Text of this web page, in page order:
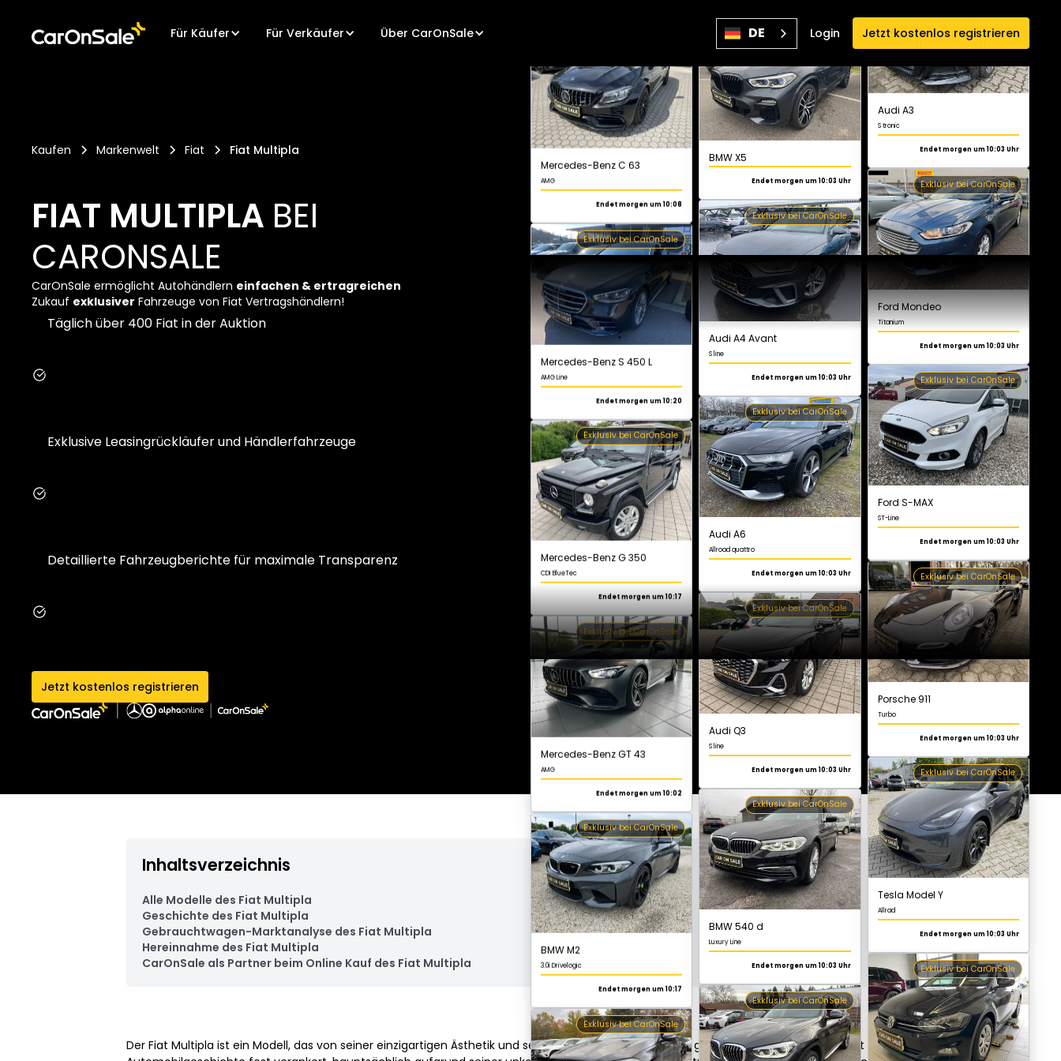
Für Käufer Für Verkäufer Über CarOnSale DE Login Jetzt kostenlos registrieren
Kaufen Markenwelt Fiat Fiat Multipla
FIAT MULTIPLA BEI
CARONSALE
CarOnSale ermöglicht Autohändlern einfachen & ertragreichen
Zukauf exklusiver Fahrzeuge von Fiat Vertragshändlern!
Täglich über 400 Fiat in der Auktion
Exklusive Leasingrückläufer und Händlerfahrzeuge
Detaillierte Fahrzeugberichte für maximale Transparenz
Jetzt kostenlos registrieren
Mercedes-Benz C 63
AMG
Endet morgen um 10:08
Mercedes-Benz S 450 L
AMG Line
Endet morgen um 10:20
Exklusiv bei CarOnSale
Mercedes-Benz G 350
CDI BlueTec
Endet morgen um 10:17
Exklusiv bei CarOnSale
Mercedes-Benz GT 43
AMG
Endet morgen um 10:02
Exklusiv bei CarOnSale
BMW M2
3.0i Drivelogic
Endet morgen um 10:17
Exklusiv bei CarOnSale
Mercedes-Benz GLE 400 d
Exklusiv bei CarOnSale
Endet morgen um 10:03 Uhr
S line
Endet morgen um 10:03 Uhr
Exklusiv bei CarOnSale
Allroad quattro
Endet morgen um 10:03 Uhr
Exklusiv bei CarOnSale
Audi Q3
S line
Endet morgen um 10:03 Uhr
Exklusiv bei CarOnSale
Endet morgen um 10:03 Uhr
Exklusiv bei CarOnSale
Luxury Line
Endet morgen um 10:03 Uhr
Exklusiv bei CarOnSale
Exklusiv bei CarOnSale
Endet morgen um 10:03 Uhr
Ford Mondeo
Titanium
Ford S-MAX
ST-Line
Endet morgen um 10:03 Uhr
Exklusiv bei CarOnSale
Porsche 911
Turbo
Endet morgen um 10:03 Uhr
Tesla Model Y
Allrad
Endet morgen um 10:03 Uhr
Volkswagen Polo
Comfortline
Inhaltsverzeichnis
Alle Modelle des Fiat Multipla
Geschichte des Fiat Multipla
Gebrauchtwagen-Marktanalyse des Fiat Multipla
Hereinnahme des Fiat Multipla
CarOnSale als Partner beim Online Kauf des Fiat Multipla
Der Fiat Multipla ist ein Modell, das von seiner einzigartigen Ästhetik und seinen innovativen Funktionen geprägt ist. Dieses Fahrzeug ist in der